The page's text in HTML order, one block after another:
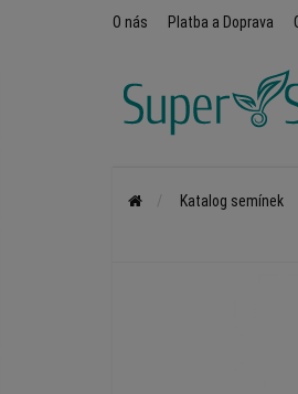
O nás Platba a Doprava
Katalog semínek